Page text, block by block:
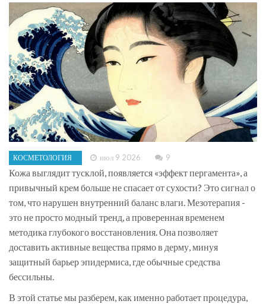
КОСМЕТОЛОГИЯ июл 9 2026 9
Кожа выглядит тусклой, появляется «эффект пергамента», а
привычный крем больше не спасает от сухости? Это сигнал о
том, что нарушен внутренний баланс влаги. Мезотерапия -
это не просто модный тренд, а проверенная временем
методика глубокого восстановления. Она позволяет
доставить активные вещества прямо в дерму, минуя
защитный барьер эпидермиса, где обычные средства
бессильны.
В этой статье мы разберем, как именно работает процедура,